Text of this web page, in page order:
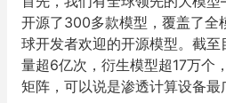
开源了300多款模型，覆盖了全
球开发者欢迎的开源模型。截
量超6亿次，衍生模型超17万个
矩阵，可以说是渗透计算设备最